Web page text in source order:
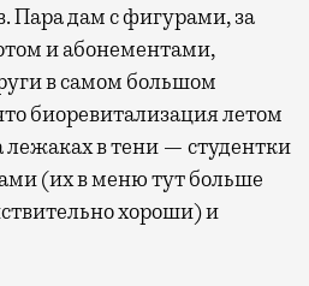
Пара дам с фигурами, за
и абонементами,
в самом большом
биоревитализация летом
лежаках в тени — студентки
(их в меню тут больше
хороши) и